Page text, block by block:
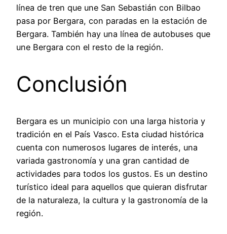
línea de tren que une San Sebastián con Bilbao
pasa por Bergara, con paradas en la estación de
Bergara. También hay una línea de autobuses que
une Bergara con el resto de la región.
Conclusión
Bergara es un municipio con una larga historia y
tradición en el País Vasco. Esta ciudad histórica
cuenta con numerosos lugares de interés, una
variada gastronomía y una gran cantidad de
actividades para todos los gustos. Es un destino
turístico ideal para aquellos que quieran disfrutar
de la naturaleza, la cultura y la gastronomía de la
región.